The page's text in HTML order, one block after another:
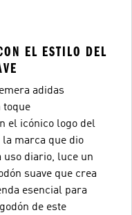
EL ESTILO DEL
adidas
toque
el icónico logo del
la marca que dio
uso diario, luce un
suave que crea
esencial para
de este